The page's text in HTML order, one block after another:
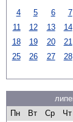
4
5 6 7
11
12 13 14
18
19 20 21
25
26 27 28
Пн
Вт Ср Чт